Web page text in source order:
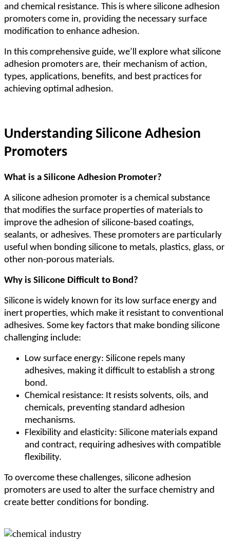
and chemical resistance. This is where silicone adhesion
promoters come in, providing the necessary surface
modification to enhance adhesion.
In this comprehensive guide, we’ ll explore what silicone
adhesion promoters are, their mechanism of action,
types, applications, benefits, and best practices for
achieving optimal adhesion.
Understanding Silicone Adhesion
Promoters
What is a Silicone Adhesion Promoter?
A silicone adhesion promoter is a chemical substance
that modifies the surface properties of materials to
improve the adhesion of silicone-based coatings,
sealants, or adhesives. These promoters are particularly
useful when bonding silicone to metals, plastics, glass, or
other non-porous materials.
Why is Silicone Difficult to Bond?
Silicone is widely known for its low surface energy and
inert properties, which make it resistant to conventional
adhesives. Some key factors that make bonding silicone
challenging include:
Low surface energy: Silicone repels many
adhesives, making it difficult to establish a strong
bond.
Chemical resistance: It resists solvents, oils, and
chemicals, preventing standard adhesion
mechanisms.
Flexibility and elasticity: Silicone materials expand
and contract, requiring adhesives with compatible
flexibility.
To overcome these challenges, silicone adhesion
promoters are used to alter the surface chemistry and
create better conditions for bonding.